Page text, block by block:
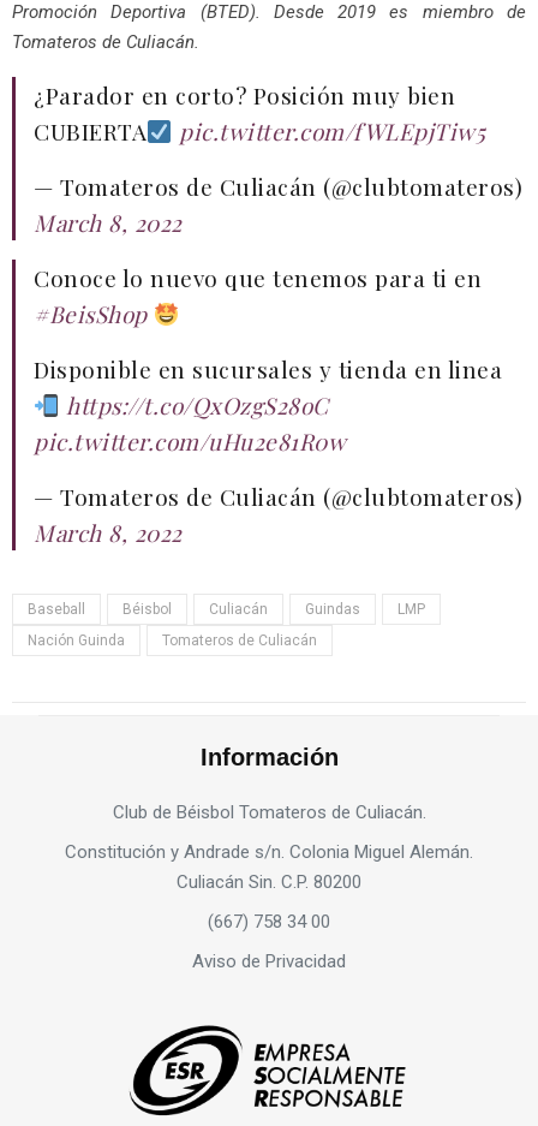
Promoción Deportiva (BTED). Desde 2019 es miembro de
Tomateros de Culiacán.
¿Parador en corto? Posición muy bien
CUBIERTA
pic.twitter.com/fWLEpjTiw5
— Tomateros de Culiacán (@clubtomateros)
March 8, 2022
Conoce lo nuevo que tenemos para ti en
#BeisShop
Disponible en sucursales y tienda en linea
https://t.co/QxOzgS28oC
pic.twitter.com/uHu2e81R0w
— Tomateros de Culiacán (@clubtomateros)
March 8, 2022
Baseball Béisbol Culiacán Guindas
LMP
Nación Guinda
Tomateros de Culiacán
Información
Club de Béisbol Tomateros de Culiacán.
Constitución y Andrade s/n. Colonia Miguel Alemán.
Culiacán Sin. C.P. 80200
(667) 758 34 00
Aviso de Privacidad